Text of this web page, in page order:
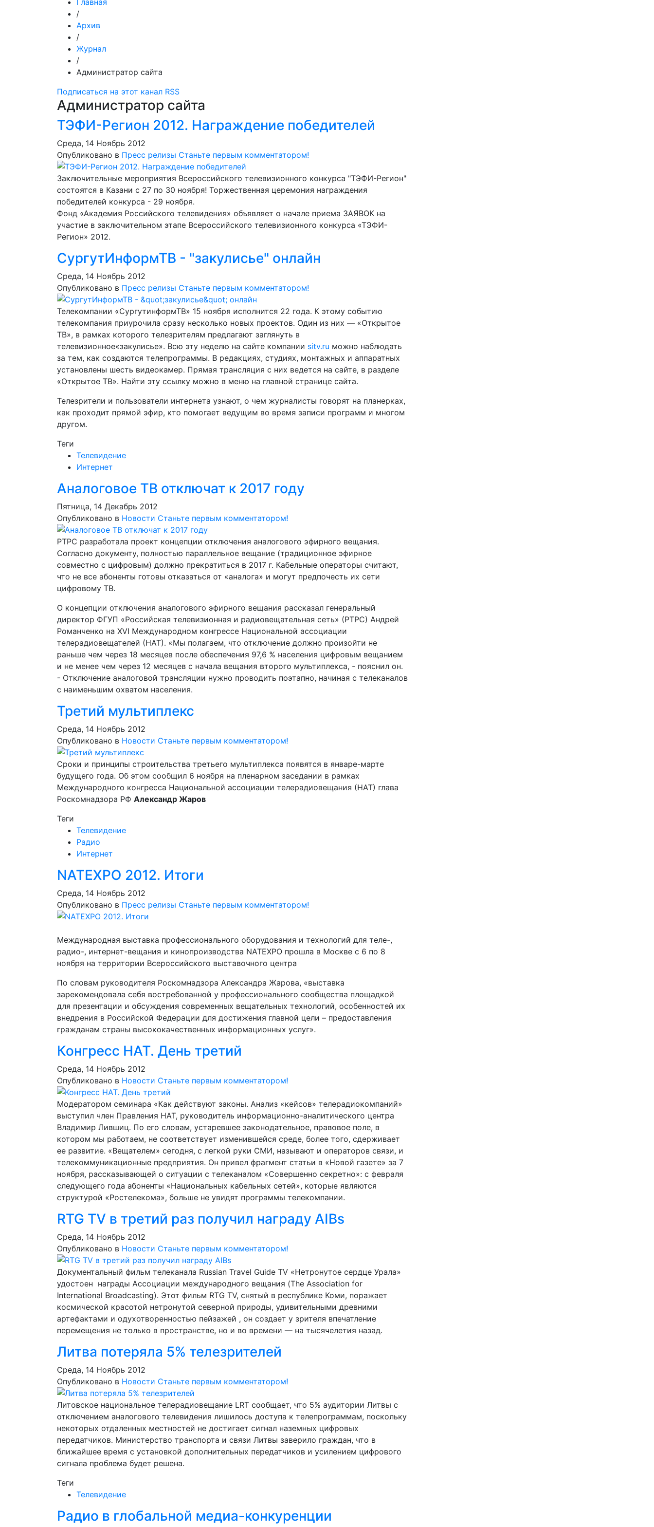
Главная
/
Архив
/
Журнал
/
Администратор сайта
Подписаться на этот канал RSS
Администратор сайта
ТЭФИ-Регион 2012. Награждение победителей
Среда, 14 Ноябрь 2012
Опубликовано в Пресс релизы Станьте первым комментатором!
Заключительные мероприятия Всероссийского телевизионного конкурса "ТЭФИ-Регион"
состоятся в Казани с 27 по 30 ноября! Торжественная церемония награждения
победителей конкурса - 29 ноября.
Фонд «Академия Российского телевидения» объявляет о начале приема ЗАЯВОК на
участие в заключительном этапе Всероссийского телевизионного конкурса «ТЭФИ-
Регион» 2012.
СургутИнформТВ - "закулисье" онлайн
Среда, 14 Ноябрь 2012
Опубликовано в Пресс релизы Станьте первым комментатором!
Телекомпании «СургутинформТВ» 15 ноября исполнится 22 года. К этому событию
телекомпания приурочила сразу несколько новых проектов. Один из них — «Открытое
ТВ», в рамках которого телезрителям предлагают заглянуть в
телевизионное«закулисье». Всю эту неделю на сайте компании sitv.ru можно наблюдать
за тем, как создаются телепрограммы. В редакциях, студиях, монтажных и аппаратных
установлены шесть видеокамер. Прямая трансляция с них ведется на сайте, в разделе
«Открытое ТВ». Найти эту ссылку можно в меню на главной странице сайта.
Телезрители и пользователи интернета узнают, о чем журналисты говорят на планерках,
как проходит прямой эфир, кто помогает ведущим во время записи программ и многом
другом.
Теги
Телевидение
Интернет
Аналоговое ТВ отключат к 2017 году
Пятница, 14 Декабрь 2012
Опубликовано в Новости Станьте первым комментатором!
РТРС разработала проект концепции отключения аналогового эфирного вещания.
Согласно документу, полностью параллельное вещание (традиционное эфирное
совместно с цифровым) должно прекратиться в 2017 г. Кабельные операторы считают,
что не все абоненты готовы отказаться от «аналога» и могут предпочесть их сети
цифровому ТВ.
О концепции отключения аналогового эфирного вещания рассказал генеральный
директор ФГУП «Российская телевизионная и радиовещательная сеть» (РТРС) Андрей
Романченко на XVI Международном конгрессе Национальной ассоциации
телерадиовещателей (НАТ). «Мы полагаем, что отключение должно произойти не
раньше чем через 18 месяцев после обеспечения 97,6 % населения цифровым вещанием
и не менее чем через 12 месяцев с начала вещания второго мультиплекса, - пояснил он.
- Отключение аналоговой трансляции нужно проводить поэтапно, начиная с телеканалов
с наименьшим охватом населения.
Третий мультиплекс
Среда, 14 Ноябрь 2012
Опубликовано в Новости Станьте первым комментатором!
Сроки и принципы строительства третьего мультиплекса появятся в январе-марте
будущего года. Об этом сообщил 6 ноября на пленарном заседании в рамках
Международного конгресса Национальной ассоциации телерадиовещания (НАТ) глава
Роскомнадзора РФ Александр Жаров
Теги
Телевидение
Радио
Интернет
NATEXPO 2012. Итоги
Среда, 14 Ноябрь 2012
Опубликовано в Пресс релизы Станьте первым комментатором!
Международная выставка профессионального оборудования и технологий для теле-,
радио-, интернет-вещания и кинопроизводства NATEXPO прошла в Москве с 6 по 8
ноября на территории Всероссийского выставочного центра
По словам руководителя Роскомнадзора Александра Жарова, «выставка
зарекомендовала себя востребованной у профессионального сообщества площадкой
для презентации и обсуждения современных вещательных технологий, особенностей их
внедрения в Российской Федерации для достижения главной цели – предоставления
гражданам страны высококачественных информационных услуг».
Конгресс НАТ. День третий
Среда, 14 Ноябрь 2012
Опубликовано в Новости Станьте первым комментатором!
Модератором семинара «Как действуют законы. Анализ «кейсов» телерадиокомпаний»
выступил член Правления НАТ, руководитель информационно-аналитического центра
Владимир Лившиц. По его словам, устаревшее законодательное, правовое поле, в
котором мы работаем, не соответствует изменившейся среде, более того, сдерживает
ее развитие. «Вещателем» сегодня, с легкой руки СМИ, называют и операторов связи, и
телекоммуникационные предприятия. Он привел фрагмент статьи в «Новой газете» за 7
ноября, рассказывающей о ситуации с телеканалом «Совершенно секретно»: с февраля
следующего года абоненты «Национальных кабельных сетей», которые являются
структурой «Ростелекома», больше не увидят программы телекомпании.
RTG TV в третий раз получил награду AIBs
Среда, 14 Ноябрь 2012
Опубликовано в Новости Станьте первым комментатором!
Документальный фильм телеканала Russian Travel Guide TV «Нетронутое сердце Урала»
удостоен награды Ассоциации международного вещания (The Association for
International Broadcasting). Этот фильм RTG TV, снятый в республике Коми, поражает
космической красотой нетронутой северной природы, удивительными древними
артефактами и одухотворенностью пейзажей , он создает у зрителя впечатление
перемещения не только в пространстве, но и во времени — на тысячелетия назад.
Литва потеряла 5% телезрителей
Среда, 14 Ноябрь 2012
Опубликовано в Новости Станьте первым комментатором!
Литовское национальное телерадиовещание LRT сообщает, что 5% аудитории Литвы с
отключением аналогового телевидения лишилось доступа к телепрограммам, поскольку
некоторых отдаленных местностей не достигает сигнал наземных цифровых
передатчиков. Министерство транспорта и связи Литвы заверило граждан, что в
ближайшее время с установкой дополнительных передатчиков и усилением цифрового
сигнала проблема будет решена.
Теги
Телевидение
Радио в глобальной медиа-конкуренции